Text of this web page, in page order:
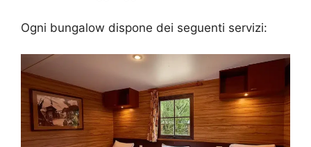
Ogni bungalow dispone dei seguenti servizi: